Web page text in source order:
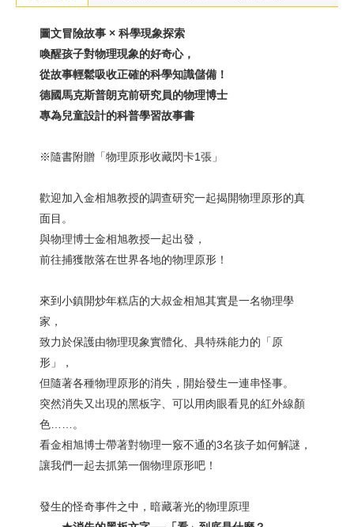
圖文冒險故事 × 科學現象探索
喚醒孩子對物理現象的好奇心，
從故事輕鬆吸收正確的科學知識儲備！
德國馬克斯普朗克前研究員的物理博士
專為兒童設計的科普學習故事書
※隨書附贈「物理原形收藏閃卡1張」
歡迎加入金相旭教授的調查研究一起揭開物理原形的真
面目。
與物理博士金相旭教授一起出發，
前往捕獲散落在世界各地的物理原形！
來到小鎮開炒年糕店的大叔金相旭其實是一名物理學
家，
致力於保護由物理現象實體化、具特殊能力的「原
形」，
但隨著各種物理原形的消失，開始發生一連串怪事。
突然消失又出現的黑板字、可以用肉眼看見的紅外線顏
色……。
看金相旭博士帶著對物理一竅不通的3名孩子如何解謎，
讓我們一起去抓第一個物理原形吧！
發生的怪奇事件之中，暗藏著光的物理原理